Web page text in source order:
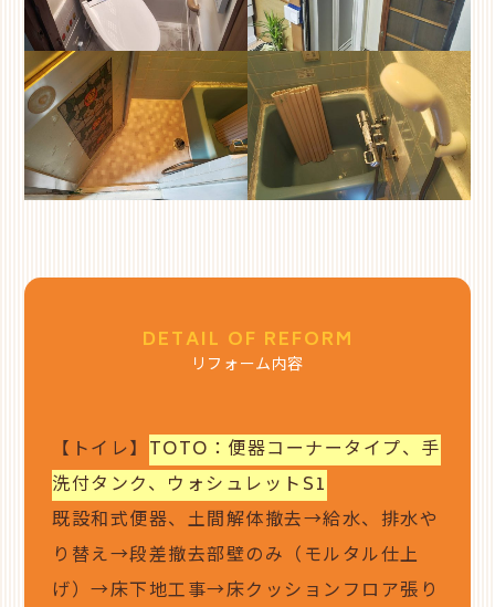
DETAIL OF REFORM
リフォーム内容
【トイレ】 TOTO：便器コーナータイプ、手
洗付タンク、ウォシュレットS1
既設和式便器、土間解体撤去→給水、排水や
り替え→段差撤去部壁のみ（モルタル仕上
げ）→床下地工事→床クッションフロア張り